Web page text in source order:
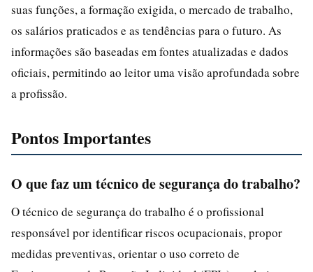
suas funções, a formação exigida, o mercado de trabalho,
os salários praticados e as tendências para o futuro. As
informações são baseadas em fontes atualizadas e dados
oficiais, permitindo ao leitor uma visão aprofundada sobre
a profissão.
Pontos Importantes
O que faz um técnico de segurança do trabalho?
O técnico de segurança do trabalho é o profissional
responsável por identificar riscos ocupacionais, propor
medidas preventivas, orientar o uso correto de